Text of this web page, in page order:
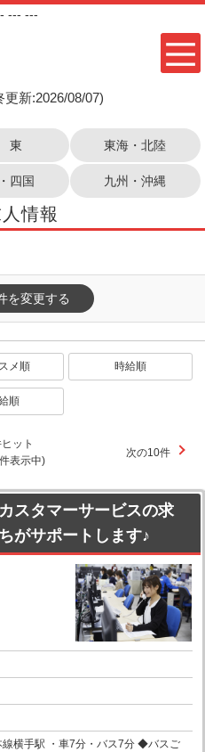
--- ---
更新:2026/08/07)
東 東海・北陸
四国 九州・沖縄
情報
を変更する
メ順 時給順
順
ット
表示中)
次の10件
タマーサービスの求
がサポートします♪
線横手駅 ・車7分・バス7分 ◆バスご